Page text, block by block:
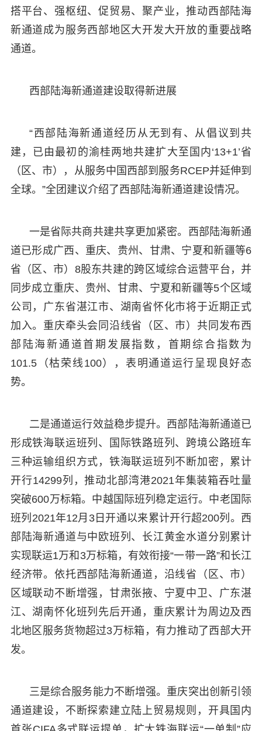
搭平台、强枢纽、促贸易、聚产业，推动西部陆海
新通道成为服务西部地区大开发大开放的重要战略
通道。
西部陆海新通道建设取得新进展
“西部陆海新通道经历从无到有、从倡议到共
建，已由最初的渝桂两地共建扩大至国内‘13+1’省
（区、市），从服务中国西部到服务RCEP并延伸到
全球。”全团建议介绍了西部陆海新通道建设情况。
一是省际共商共建共享更加紧密。西部陆海新通
道已形成广西、重庆、贵州、甘肃、宁夏和新疆等6
省（区、市）8股东共建的跨区域综合运营平台，并
同步成立重庆、贵州、甘肃、宁夏和新疆等5个区域
公司，广东省湛江市、湖南省怀化市将于近期正式
加入。重庆牵头会同沿线省（区、市）共同发布西
部陆海新通道首期发展指数，首期综合指数为
101.5（枯荣线100），表明通道运行呈现良好态
势。
二是通道运行效益稳步提升。西部陆海新通道已
形成铁海联运班列、国际铁路班列、跨境公路班车
三种运输组织方式，铁海联运班列不断加密，累计
开行14299列，推动北部湾港2021年集装箱吞吐量
突破600万标箱。中越国际班列稳定运行。中老国际
班列2021年12月3日开通以来累计开行超200列。西
部陆海新通道与中欧班列、长江黄金水道分别累计
实现联运1万和3万标箱，有效衔接“一带一路”和长江
经济带。依托西部陆海新通道，沿线省（区、市）
区域联动不断增强，甘肃张掖、宁夏中卫、广东湛
江、湖南怀化班列先后开通，重庆累计为周边及西
北地区服务货物超过3万标箱，有力推动了西部大开
发。
三是综合服务能力不断增强。重庆突出创新引领
通道建设，不断探索建立陆上贸易规则，开具国内